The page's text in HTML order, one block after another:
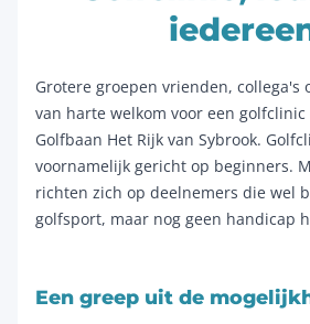
Grotere groepen vrienden, collega's
van harte welkom voor een
Golfbaan Het Rijk van Sybrook.
voornamelijk gericht op beginners.
richten zich op deelnemers die wel
golfsport, maar nog geen handicap
Een greep uit de